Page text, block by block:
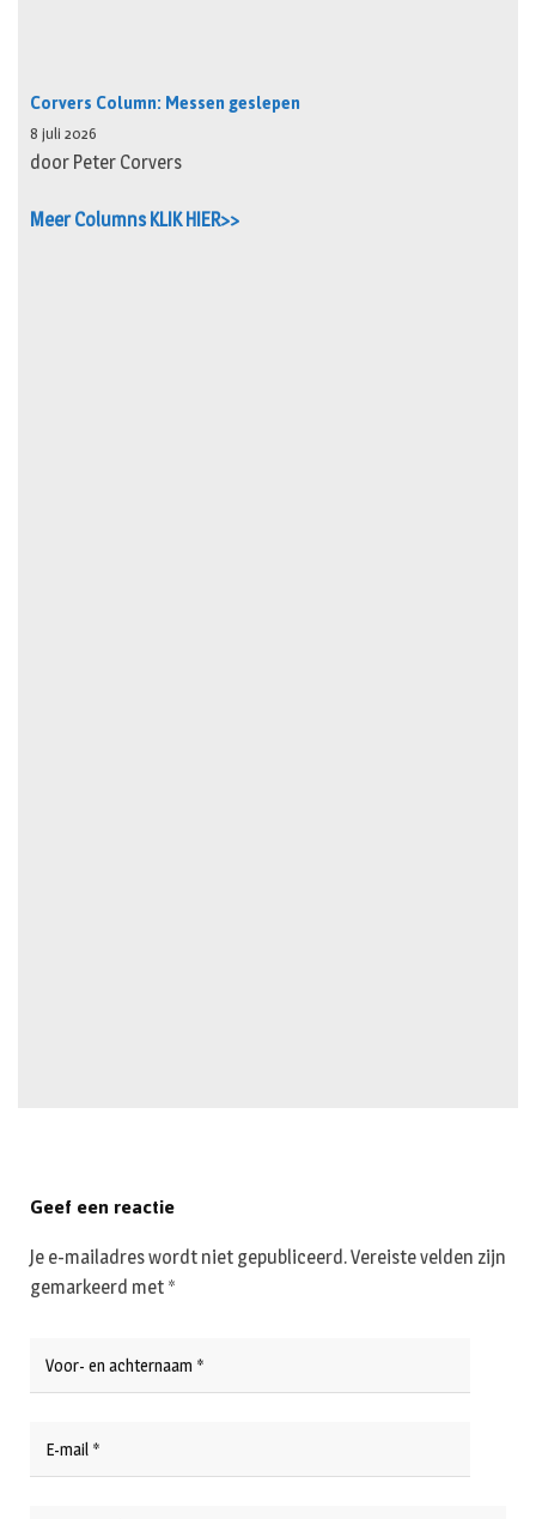
Corvers Column: Messen geslepen
8 juli 2026
door Peter Corvers
Meer Columns KLIK HIER>>
Geef een reactie
Je e-mailadres wordt niet gepubliceerd.Vereiste velden zijn
gemarkeerd met *